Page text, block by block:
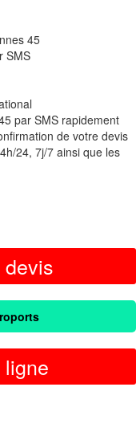
45
SMS
par SMS rapidement
de votre devis
24, 7j/7 ainsi que les
devis